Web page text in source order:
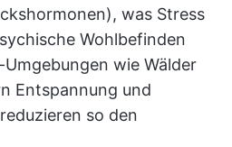
was Stress
Wohlbefinden
wie Wälder
Entspannung und
so den